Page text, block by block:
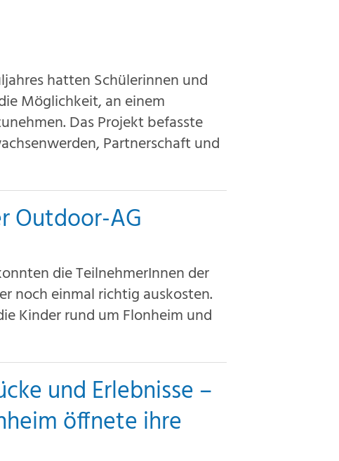
hatten Schülerinnen und
Möglichkeit, an einem
Das Projekt befasste
Partnerschaft und
Outdoor-AG
die TeilnehmerInnen der
noch einmal richtig auskosten.
Kinder rund um Flonheim und
und Erlebnisse –
öffnete ihre